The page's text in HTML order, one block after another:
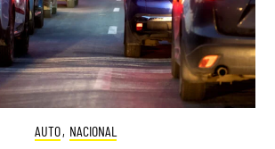
AUTO, NACIONAL